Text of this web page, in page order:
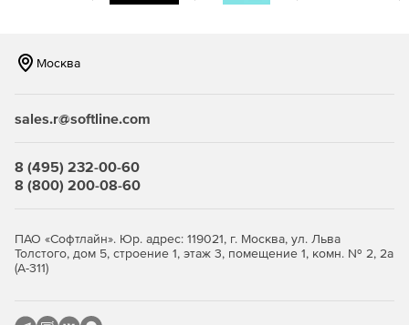
SfB Server Standard CAL;
System Center Endpoint Protection.
Совместный доступ к файлам и принтерам, Active
Directory (Windows Server CAL);
Москва
sales.r@softline.com
8 (495) 232-00-60
8 (800) 200-08-60
ПАО «Софтлайн». Юр. адрес: 119021, г. Москва, ул. Льва
Толстого, дом 5, строение 1, этаж 3, помещение 1, комн. № 2, 2а
(А-311)